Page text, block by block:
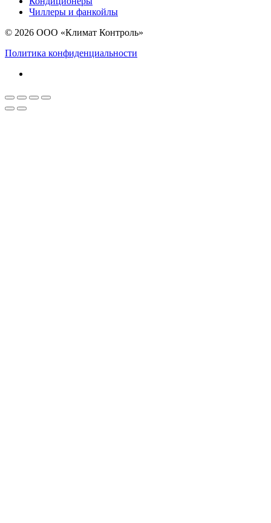
Чиллеры и фанкойлы
© 2026 ООО «Климат Контроль»
Политика конфиденциальности